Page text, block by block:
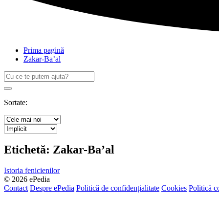
Prima pagină
Zakar-Ba’al
Caută
după:
Search
Sortate:
Etichetă: Zakar-Ba’al
Istoria fenicienilor
© 2026 ePedia
Contact Despre ePedia Politică de confidențialitate Cookies Politică